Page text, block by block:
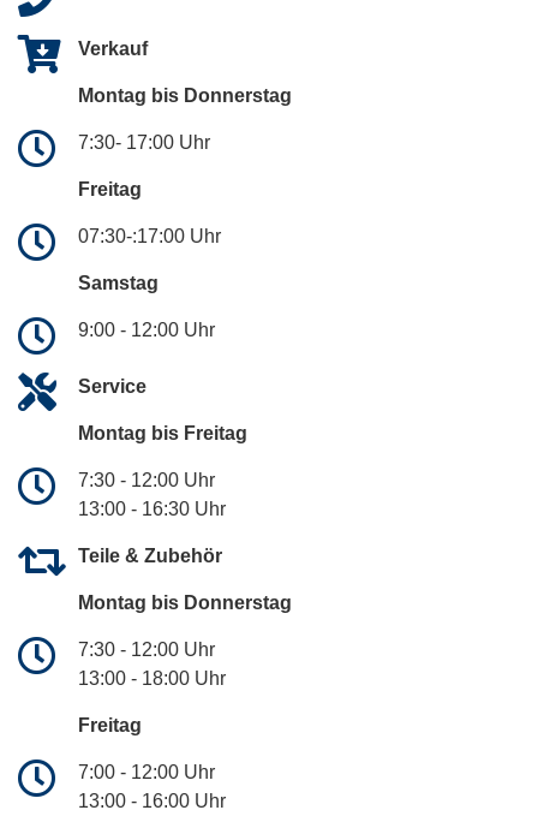
Verkauf
Montag bis Donnerstag
7:30- 17:00 Uhr
Freitag
07:30-:17:00 Uhr
Samstag
9:00 - 12:00 Uhr
Service
Montag bis Freitag
7:30 - 12:00 Uhr
13:00 - 16:30 Uhr
Teile & Zubehör
Montag bis Donnerstag
7:30 - 12:00 Uhr
13:00 - 18:00 Uhr
Freitag
7:00 - 12:00 Uhr
13:00 - 16:00 Uhr